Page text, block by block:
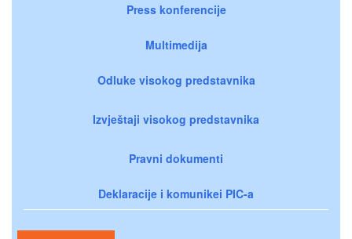
Press konferencije
Multimedija
Odluke visokog predstavnika
Izvještaji visokog predstavnika
Pravni dokumenti
Deklaracije i komunikei PIC-a